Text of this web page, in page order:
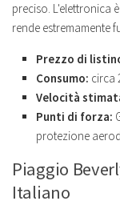
preciso. L'elettronica
rende estremamente
Prezzo di
Consumo: circa
Velocità
Punti di forza:
protezione
Piaggio
Italiano